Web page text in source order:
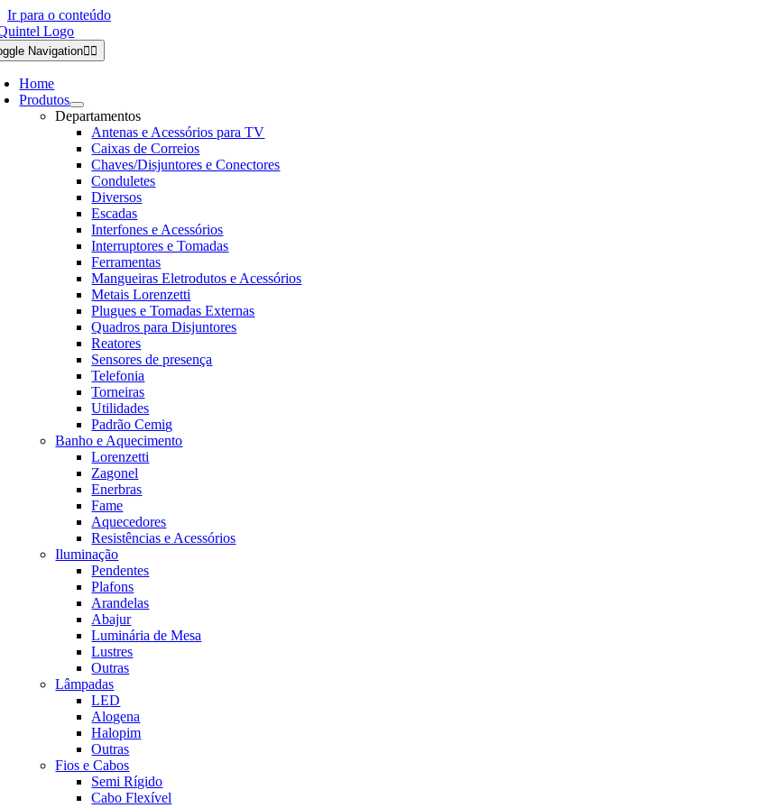
Ir para o conteúdo
Navigation
Home
Produtos
Departamentos
Antenas e Acessórios para TV
Caixas de Correios
Chaves/Disjuntores e Conectores
Conduletes
Diversos
Escadas
Interfones e Acessórios
Interruptores e Tomadas
Ferramentas
Mangueiras Eletrodutos e Acessórios
Metais Lorenzetti
Plugues e Tomadas Externas
Quadros para Disjuntores
Reatores
Sensores de presença
Telefonia
Torneiras
Utilidades
Padrão Cemig
Banho e Aquecimento
Lorenzetti
Zagonel
Enerbras
Fame
Aquecedores
Resistências e Acessórios
Iluminação
Pendentes
Plafons
Arandelas
Abajur
Luminária de Mesa
Lustres
Outras
Lâmpadas
LED
Alogena
Halopim
Outras
Fios e Cabos
Semi Rígido
Cabo Flexível